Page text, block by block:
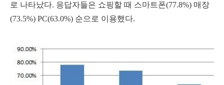
로 나타났다. 응답자들은 쇼핑할 때 스마트폰(77.8%) 매장
(73.5%) PC(63.0%) 순으로 이용했다.